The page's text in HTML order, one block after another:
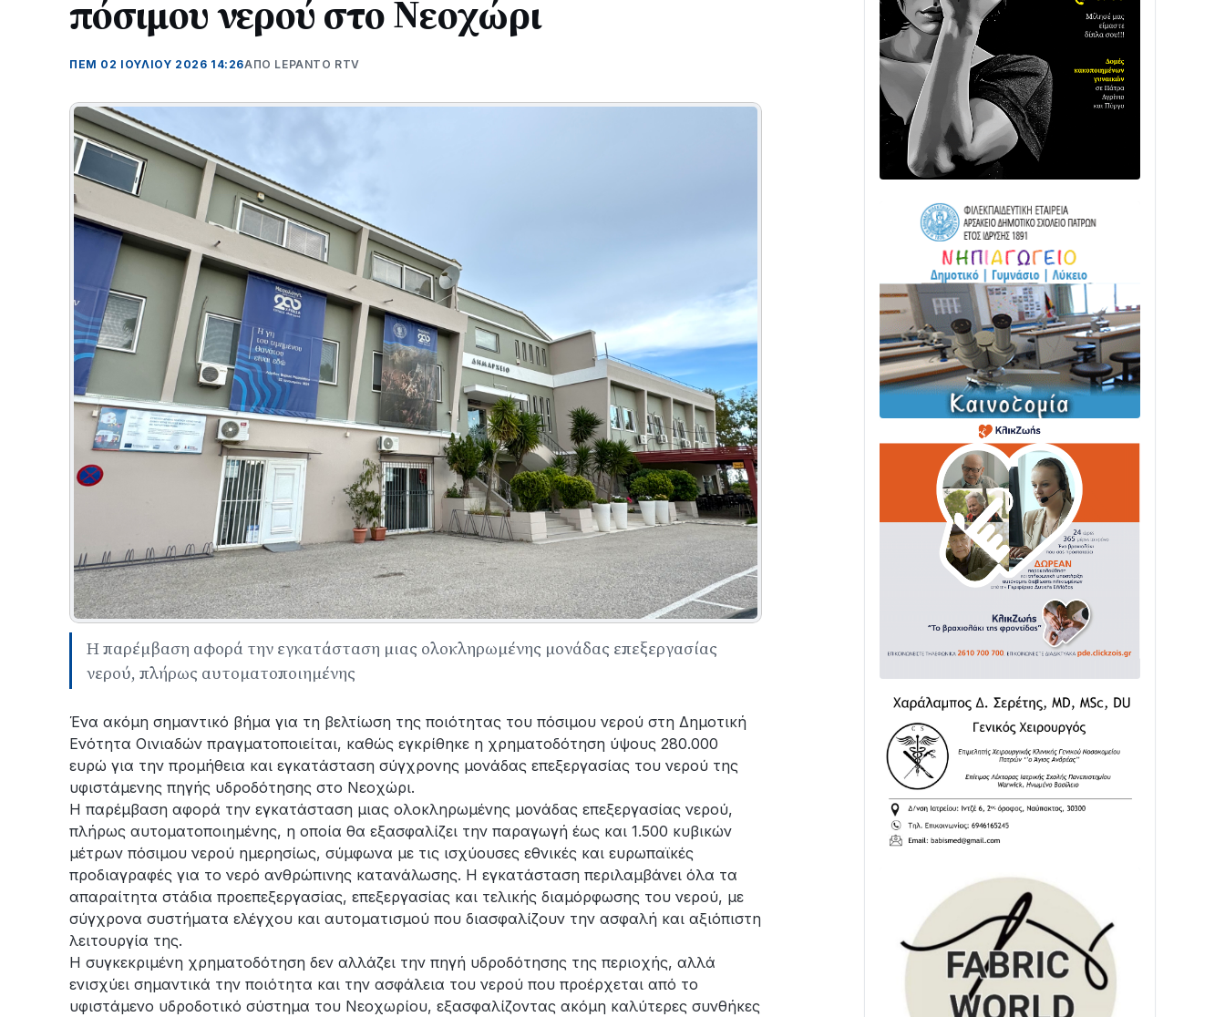
πόσιμου νερού στο Νεοχώρι
ΠΕΜ 02 ΙΟΥΛΊΟΥ 2026 14:26ΑΠΌ LEPANTO RTV
Η παρέμβαση αφορά την εγκατάσταση μιας ολοκληρωμένης μονάδας επεξεργασίας
νερού, πλήρως αυτοματοποιημένης
Ένα ακόμη σημαντικό βήμα για τη βελτίωση της ποιότητας του πόσιμου νερού στη Δημοτική
Ενότητα Οινιαδών πραγματοποιείται, καθώς εγκρίθηκε η χρηματοδότηση ύψους 280.000
ευρώ για την προμήθεια και εγκατάσταση σύγχρονης μονάδας επεξεργασίας του νερού της
υφιστάμενης πηγής υδροδότησης στο Νεοχώρι.
Η παρέμβαση αφορά την εγκατάσταση μιας ολοκληρωμένης μονάδας επεξεργασίας νερού,
πλήρως αυτοματοποιημένης, η οποία θα εξασφαλίζει την παραγωγή έως και 1.500 κυβικών
μέτρων πόσιμου νερού ημερησίως, σύμφωνα με τις ισχύουσες εθνικές και ευρωπαϊκές
προδιαγραφές για το νερό ανθρώπινης κατανάλωσης. Η εγκατάσταση περιλαμβάνει όλα τα
απαραίτητα στάδια προεπεξεργασίας, επεξεργασίας και τελικής διαμόρφωσης του νερού, με
σύγχρονα συστήματα ελέγχου και αυτοματισμού που διασφαλίζουν την ασφαλή και αξιόπιστη
λειτουργία της.
Η συγκεκριμένη χρηματοδότηση δεν αλλάζει την πηγή υδροδότησης της περιοχής, αλλά
ενισχύει σημαντικά την ποιότητα και την ασφάλεια του νερού που προέρχεται από το
υφιστάμενο υδροδοτικό σύστημα του Νεοχωρίου, εξασφαλίζοντας ακόμη καλύτερες συνθήκες